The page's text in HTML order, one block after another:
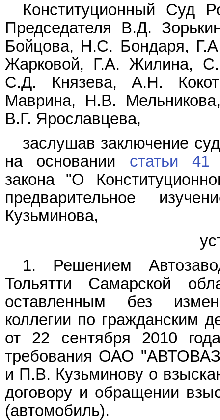
Конституционный Суд
Председателя В.Д.
Бойцова, Н.С. Бондаря,
Жарковой, Г.А. Жилина,
С.Д. Князева, А.Н.
Маврина, Н.В.
В.Г. Ярославцева,
заслушав заключение
на основании статьи 41
закона "О
предварительное
Кузьминова,
1. Решением
Тольятти Самарской
оставленным без
коллегии по гражданским
от 22 сентября 2010
требования ОАО
и П.В. Кузьминову о
договору и обращении
(автомобиль).